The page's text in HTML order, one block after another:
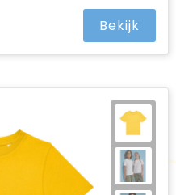
Bekijk